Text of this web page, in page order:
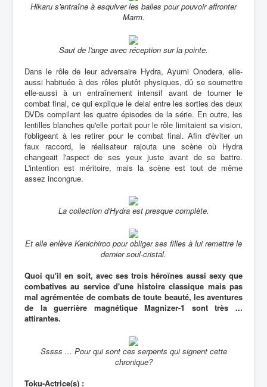
Hikaru s'entraîne à esquiver les balles pour pouvoir affronter
Marm.
Saut de l'ange avec réception sur la pointe.
Dans le rôle de leur adversaire Hydra, Ayumi Onodera, elle-
aussi habituée à des rôles plutôt physiques, dû se soumettre
elle-aussi à un entraînement intensif avant de tourner le
combat final, ce qui explique le delai entre les sorties des deux
DVDs compilant les quatre épisodes de la série. En outre, les
lentilles blanches qu'elle portait pour le rôle limitaient sa vision,
l'obligeant à les retirer pour le combat final. Afin d'éviter un
faux raccord, le réalisateur rajouta une scène où Hydra
changeait l'aspect de ses yeux juste avant de se battre.
L'intention est méritoire, mais la scène est tout de même
assez incongrue.
La collection d'Hydra est presque complète.
Et elle enlève Kenichiroo pour obliger ses filles à lui remettre le
dernier soul-cristal.
Quoi qu'il en soit, avec ses trois héroïnes aussi sexy que
combatives au service d'une histoire classique mais pas
mal agrémentée de combats de toute beauté, les aventures
de la guerrière magnétique Magnizer-1 sont très ...
attirantes.
Sssss ... Pour qui sont ces serpents qui signent cette
chronique?
Toku-Actrice(s) :